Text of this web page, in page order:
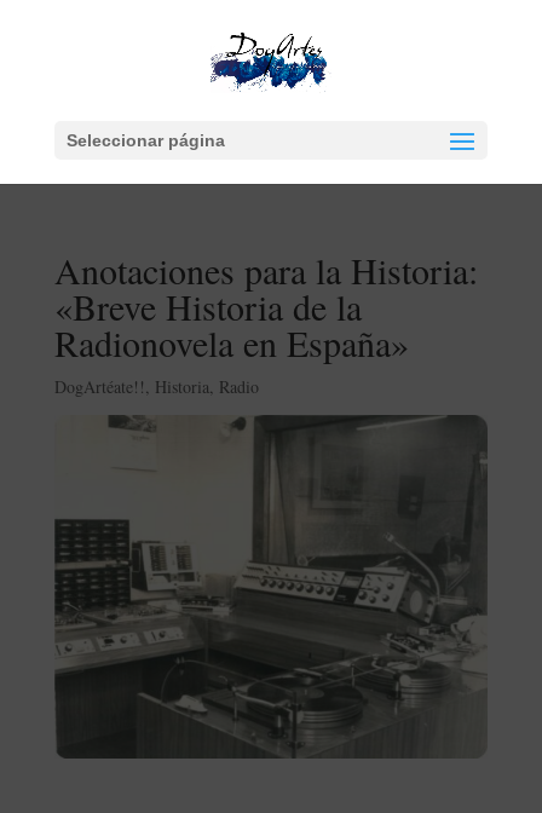
Seleccionar página
Anotaciones para la Historia:
«Breve Historia de la
Radionovela en España»
DogArtéate!!, Historia, Radio